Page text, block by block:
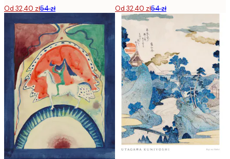
Od 32,40 zł54 zł Od 32,40 zł54 zł